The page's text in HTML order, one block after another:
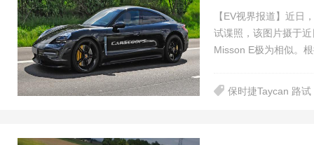
【EV视界报道】近日
试谍照，该图片摄于
Misson E极为相似。
保时捷Taycan 路试